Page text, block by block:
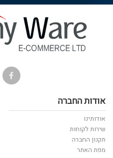
אודות החברה
אודותינו
שירות לקוחות
תקנון החברה
מפת האתר